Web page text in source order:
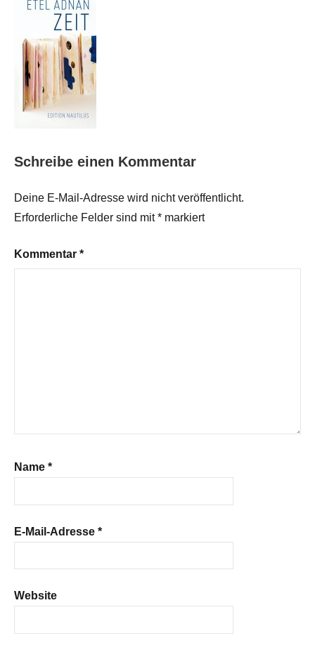
Schreibe einen Kommentar
Deine E-Mail-Adresse wird nicht veröffentlicht.
Erforderliche Felder sind mit* markiert
Kommentar *
Name *
E-Mail-Adresse *
Website